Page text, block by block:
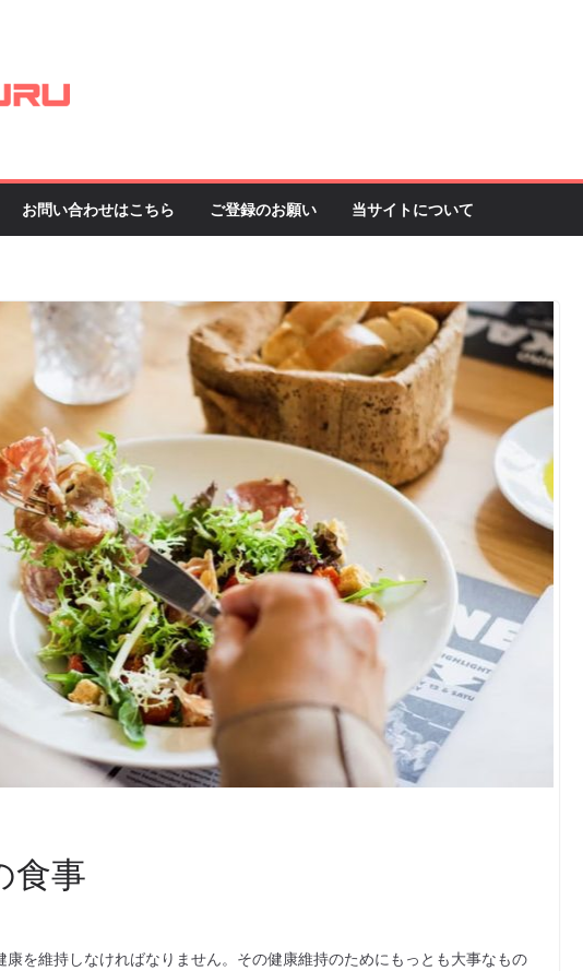
お問い合わせはこちら ご登録のお願い 当サイトについて
食事
を維持しなければなりません。その健康維持のためにもっとも大事なもの